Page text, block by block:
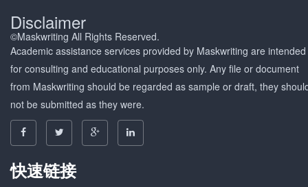
Disclaimer
©Maskwriting All Rights Reserved.
Academic assistance services provided by Maskwriting are intended
for consulting and educational purposes only. Any file or document
from Maskwriting should be regarded as sample or draft, they
not be submitted as they were.
快速链接